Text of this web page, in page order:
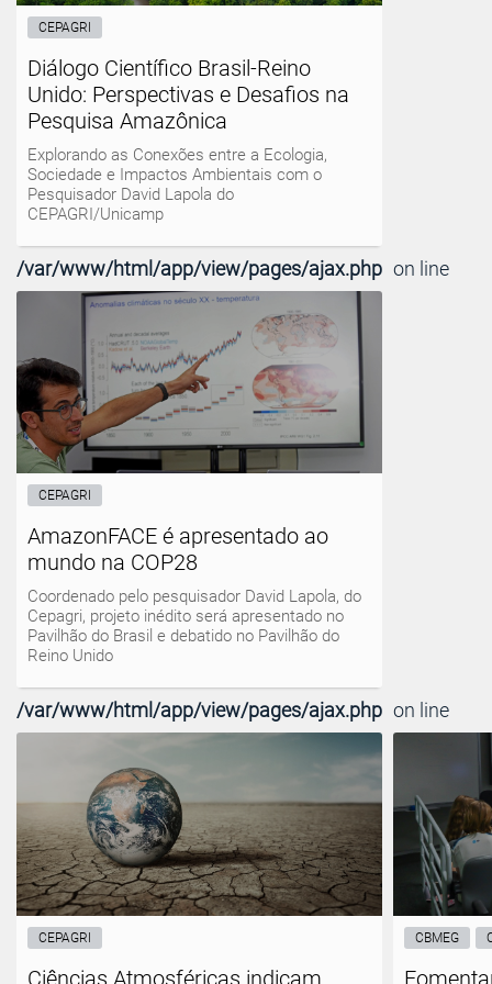
CEPAGRI
Diálogo Científico Brasil-Reino
Unido: Perspectivas e Desafios na
Pesquisa Amazônica
Explorando as Conexões entre a Ecologia,
Sociedade e Impactos Ambientais com o
Pesquisador David Lapola do
CEPAGRI/Unicamp
/var/www/html/app/view/pages/ajax.php on line
CEPAGRI
AmazonFACE é apresentado ao
mundo na COP28
Coordenado pelo pesquisador David Lapola, do
Cepagri, projeto inédito será apresentado no
Pavilhão do Brasil e debatido no Pavilhão do
Reino Unido
/var/www/html/app/view/pages/ajax.php on line
CEPAGRI
Ciências Atmosféricas indicam
CBMEG